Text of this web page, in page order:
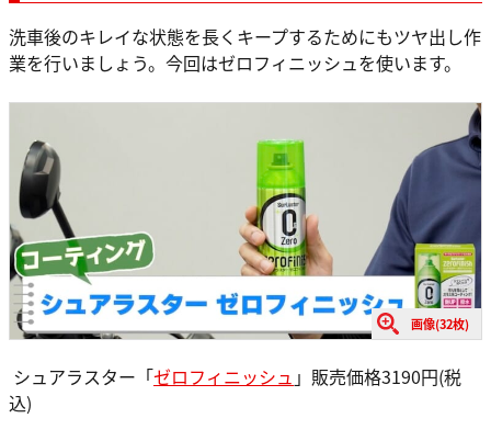
洗車後のキレイな状態を長くキープするためにもツヤ出し作
業を行いましょう。今回はゼロフィニッシュを使います。
画像(32枚)
シュアラスター「ゼロフィニッシュ 」販売価格3190円(税
込)